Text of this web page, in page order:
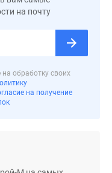
на почту
обработку своих
на получение